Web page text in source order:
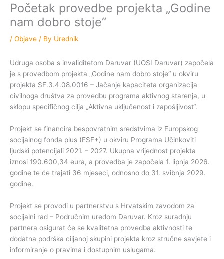
Početak provedbe projekta „Godine
nam dobro stoje“
/ Objave / By Urednik
Udruga osoba s invaliditetom Daruvar (UOSI Daruvar) započela
je s provedbom projekta „Godine nam dobro stoje“ u okviru
projekta SF.3.4.08.0016 – Jačanje kapaciteta organizacija
civilnoga društva za provedbu programa aktivnog starenja, u
sklopu specifičnog cilja „Aktivna uključenost i zapošljivost“.
Projekt se financira bespovratnim sredstvima iz Europskog
socijalnog fonda plus (ESF+) u okviru Programa Učinkoviti
ljudski potencijali 2021. – 2027. Ukupna vrijednost projekta
iznosi 190.600,34 eura, a provedba je započela 1. lipnja 2026.
godine te će trajati 36 mjeseci, odnosno do 31. svibnja 2029.
godine.
Projekt se provodi u partnerstvu s Hrvatskim zavodom za
socijalni rad – Područnim uredom Daruvar. Kroz suradnju
partnera osigurat će se kvalitetna provedba aktivnosti te
dodatna podrška ciljanoj skupini projekta kroz stručne savjete i
informiranje o pravima i dostupnim uslugama.